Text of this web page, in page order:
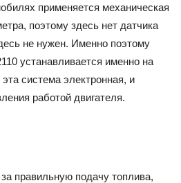
применяется механическая
поэтому здесь нет датчика
не нужен. Именно поэтому
устанавливается именно на
система электронная, и
работой двигателя.
правильную подачу топлива,